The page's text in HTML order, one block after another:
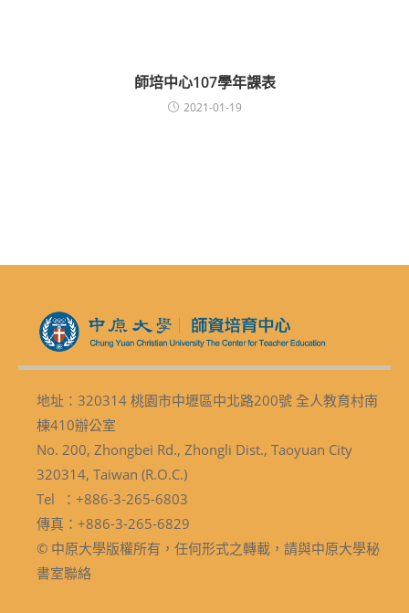
師培中心107學年課表
2021-01-19
地址：320314 桃園市中壢區中北路200號 全人教育村南
棟410辦公室
No. 200, Zhongbei Rd., Zhongli Dist., Taoyuan City
320314, Taiwan (R.O.C.)
Tel ：+886-3-265-6803
傳真：+886-3-265-6829
© 中原大學版權所有，任何形式之轉載，請與中原大學秘
書室聯絡